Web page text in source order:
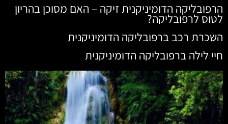
הרפובליקה הדומיניקנית זיקה – האם מסוכן בהריון
לטוס לרפובליקה?
השכרת רכב ברפובליקה הדומיניקנית
חיי לילה ברפובליקה הדומיניקנית